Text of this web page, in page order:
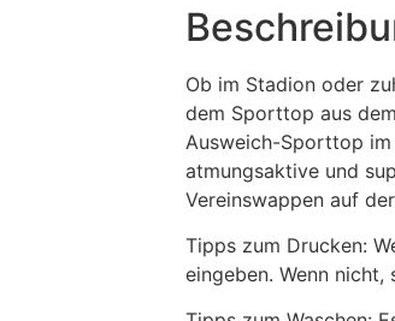
Ob im Stadion oder
dem Sporttop aus
Ausweich-Sporttop im
atmungsaktive und
Vereinswappen auf
Tipps zum Drucken:
eingeben. Wenn nicht,